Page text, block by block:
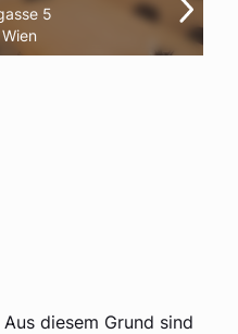
5
diesem Grund sind